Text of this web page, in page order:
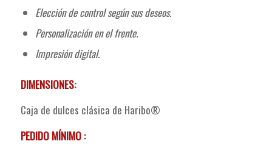
Elección de control según sus deseos.
Personalización en el frente.
Impresión digital.
DIMENSIONES:
Caja de dulces clásica de Haribo®
PEDIDO MÍNIMO :